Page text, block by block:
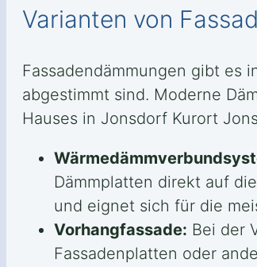
Varianten von
Fassadendämmungen gibt es
abgestimmt sind. Moderne
Hauses in Jonsdorf Kurort
Dämmplatten direkt auf
und eignet sich für die
Vorhangfassade: Bei der
Fassadenplatten oder